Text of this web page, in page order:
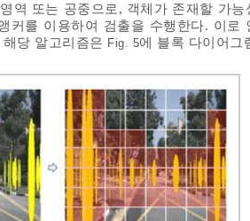
역 또는 공중으로, 객체가 존재할 가
커를 이용하여 검출을 수행한다. 이
당 알고리즘은 Fig. 5에 블록 다이어그